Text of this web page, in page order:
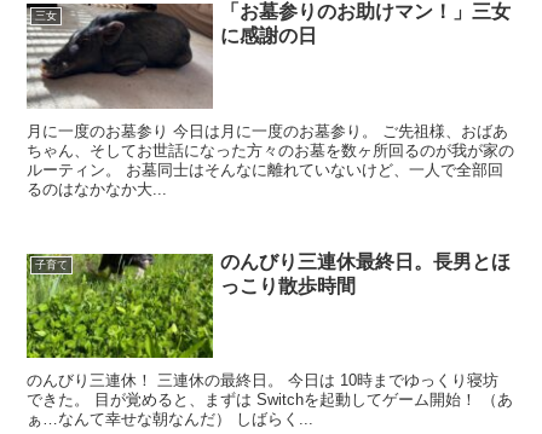
三女
「お墓参りのお助けマン！」三女
に感謝の日
月に一度のお墓参り 今日は月に一度のお墓参り。 ご先祖様、おばあ
ちゃん、そしてお世話になった方々のお墓を数ヶ所回るのが我が家の
ルーティン。 お墓同士はそんなに離れていないけど、一人で全部回
るのはなかなか大...
子育て
のんびり三連休最終日。長男とほ
っこり散歩時間
のんびり三連休！ 三連休の最終日。 今日は 10時までゆっくり寝坊
できた。 目が覚めると、まずは Switchを起動してゲーム開始！ （あ
ぁ…なんて幸せな朝なんだ） しばらく...